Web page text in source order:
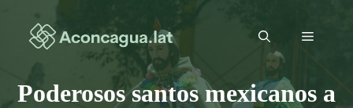
contenido
Menú
Poderosos santos mexicanos a